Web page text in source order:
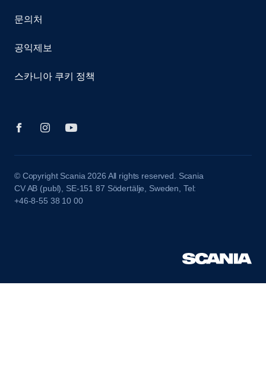
문의처
공익제보
스카니아 쿠키 정책
© Copyright Scania 2026 All rights reserved. Scania
CV AB (publ), SE-151 87 Södertälje, Sweden, Tel:
+46-8-55 38 10 00